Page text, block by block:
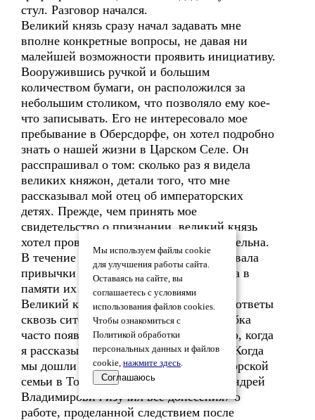
стул. Разговор начался.
Великий князь сразу начал задавать мне
вполне конкретные вопросы, не давая ни
малейшей возможности проявить инициативу.
Вооружившись ручкой и большим
количеством бумаги, он расположился за
небольшим столиком, что позволяло ему кое-
что записывать. Его не интересовало мое
пребывание в Оберсдорфе, он хотел подробно
знать о нашей жизни в Царском Селе. Он
расспрашивал о том: сколько раз я видела
великих княжон, детали того, что мне
рассказывал мой отец об императорских
детях. Прежде, чем принять мое
свидетельство о признании, великий князь
хотел проверить, насколько я наблюдательна.
В течение трех четвертей часа я описывала
привычки великих княжон, воскрешала в
памяти их образы, их любимые жесты.
Великий князь Андрей пропускал мои ответы
сквозь сито своих воспоминаний. Улыбка
часто появлялась на его лице, особенно, когда
я рассказывала о проказах Анастасии. Когда
мы дошли до периода ссылки императорской
семьи в Тобольск, я предвидела, что Андрей
Владимирович изучил все донесения7 о
работе, проделанной следствием после
Мы используем файлы cookie
для улучшения работы сайта.
Оставаясь на сайте, вы
соглашаетесь с условиями
использования файлов cookies.
Чтобы ознакомиться с
Политикой обработки
персональных данных и файлов
cookie, нажмите здесь.
Соглашаюсь